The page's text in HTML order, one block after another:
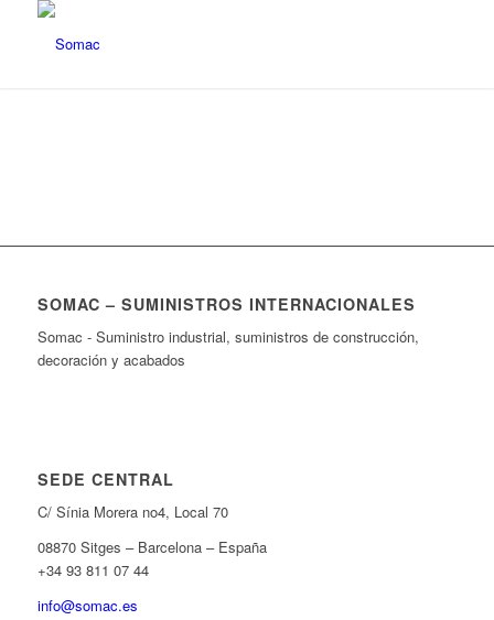
SOMAC – SUMINISTROS INTERNACIONALES
Somac - Suministro industrial, suministros de construcción,
decoración y acabados
SEDE CENTRAL
C/ Sínia Morera no4, Local 70
08870 Sitges – Barcelona – España
+34 93 811 07 44
info@somac.es